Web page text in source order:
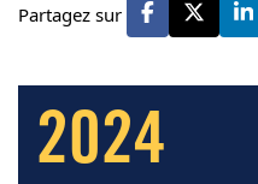
Partagez sur
2024